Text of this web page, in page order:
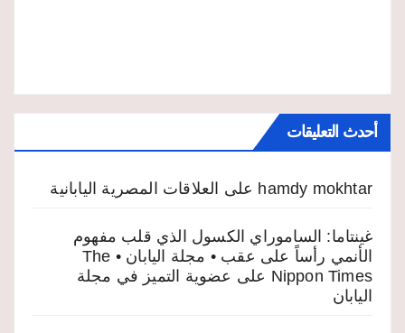
أحدث التعليقات
hamdy mokhtar على العلاقات المصرية اليابانية
غينتاما: الساموراي الكسول الذي قلب مفهوم
الأنمي رأساً على عقب • مجلة اليابان • The
Nippon Times على عضوية التميز في مجلة
اليابان